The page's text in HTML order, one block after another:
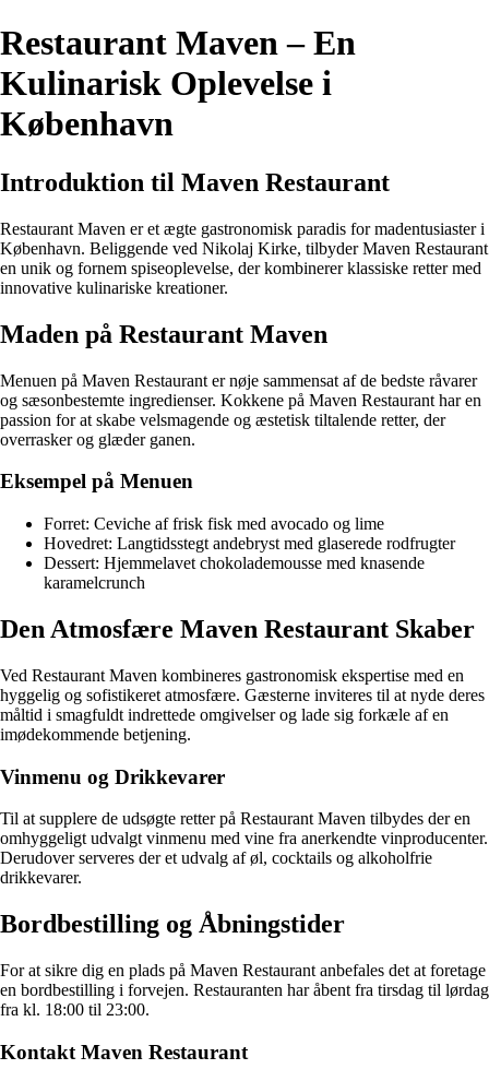
Restaurant Maven – En
Kulinarisk Oplevelse i
København
Introduktion til Maven Restaurant
Restaurant Maven er et ægte gastronomisk paradis for madentusiaster i
København. Beliggende ved Nikolaj Kirke, tilbyder Maven Restaurant
en unik og fornem spiseoplevelse, der kombinerer klassiske retter med
innovative kulinariske kreationer.
Maden på Restaurant Maven
Menuen på Maven Restaurant er nøje sammensat af de bedste råvarer
og sæsonbestemte ingredienser. Kokkene på Maven Restaurant har en
passion for at skabe velsmagende og æstetisk tiltalende retter, der
overrasker og glæder ganen.
Eksempel på Menuen
Forret: Ceviche af frisk fisk med avocado og lime
Hovedret: Langtidsstegt andebryst med glaserede rodfrugter
Dessert: Hjemmelavet chokolademousse med knasende
karamelcrunch
Den Atmosfære Maven Restaurant Skaber
Ved Restaurant Maven kombineres gastronomisk ekspertise med en
hyggelig og sofistikeret atmosfære. Gæsterne inviteres til at nyde deres
måltid i smagfuldt indrettede omgivelser og lade sig forkæle af en
imødekommende betjening.
Vinmenu og Drikkevarer
Til at supplere de udsøgte retter på Restaurant Maven tilbydes der en
omhyggeligt udvalgt vinmenu med vine fra anerkendte vinproducenter.
Derudover serveres der et udvalg af øl, cocktails og alkoholfrie
drikkevarer.
Bordbestilling og Åbningstider
For at sikre dig en plads på Maven Restaurant anbefales det at foretage
en bordbestilling i forvejen. Restauranten har åbent fra tirsdag til lørdag
fra kl. 18:00 til 23:00.
Kontakt Maven Restaurant